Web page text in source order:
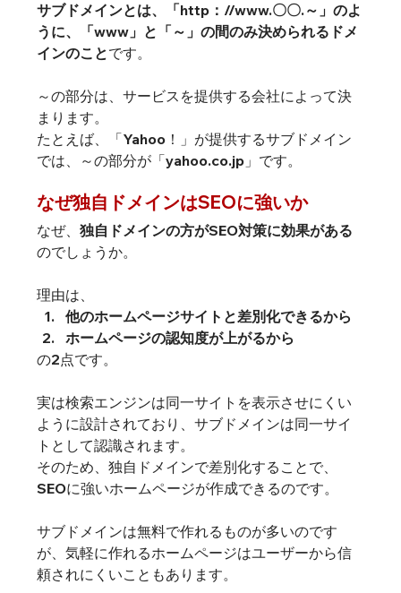
サブドメインとは、「http：//www.〇〇.～」のよ
うに、
「www」と「～」の間のみ決められるドメ
インのことです。
～の部分は、サービスを提供する会社によって決
まります。
たとえば、「Yahoo！」が提供するサブドメイン
では、～の部分が「yahoo.co.jp」です。
なぜ独自ドメインはSEOに強いか
なぜ、 独自ドメインの方がSEO対策に効果がある
のでしょうか。
理由は、
他のホームページサイトと差別化できるから
ホームページの認知度が上がるから
の2点です。
実は検索エンジンは同一サイトを表示させにくい
ように設計されており、サブドメインは同一サイ
トとして認識されます。
そのため、独自ドメインで差別化することで、
SEOに強いホームページが作成できるのです。
サブドメインは無料で作れるものが多いのです
が、気軽に作れるホームページはユーザーから信